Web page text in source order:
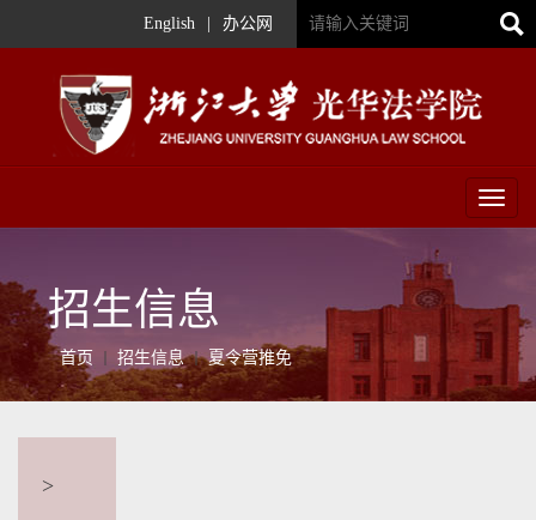
English 办公网
Toggle
招生信息
首页 招生信息 夏令营推免
>